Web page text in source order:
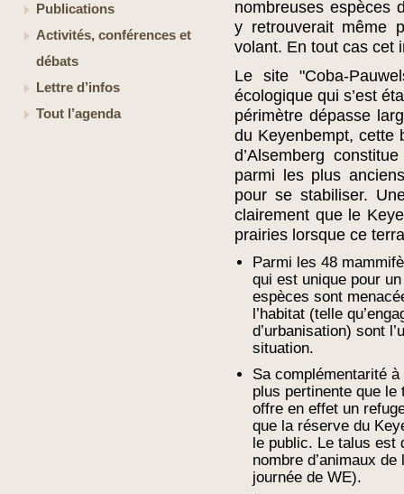
Publications
Activités, conférences et
débats
Lettre d’infos
Tout l’agenda
nombreuses espèces
y retrouverait même
volant. En tout cas cet
Le site "Coba-
écologique qui s’est
périmètre dépasse
du Keyenbempt, cette
d’Alsemberg
parmi les plus
pour se stabiliser.
clairement que le
prairies lorsque ce
Parmi les 48
qui est unique pour
espèces sont
l’habitat (telle
d’urbanisation) sont
situation.
Sa complémentarité
plus pertinente que
offre en effet un
que la réserve du
le public. Le talus est
nombre d’animaux
journée de WE).